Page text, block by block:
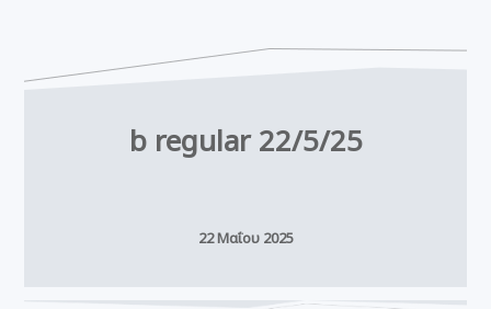
b regular 22/5/25
22 Μαΐου 2025